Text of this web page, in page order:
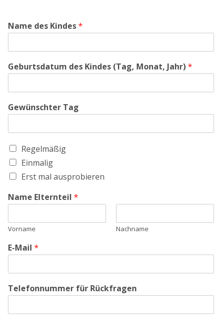
Name des Kindes*
Geburtsdatum des Kindes (Tag, Monat, Jahr)*
Gewünschter Tag
Regelmäßig
Einmalig
Erst mal ausprobieren
Name Elternteil *
Vorname Nachname
E-Mail *
Telefonnummer für Rückfragen